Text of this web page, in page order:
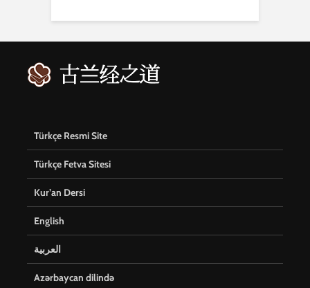
Türkçe Resmi Site
Türkçe Fetva Sitesi
Kur’an Dersi
English
العربية
Azərbaycan dilində